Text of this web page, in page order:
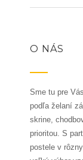
O NÁS
Sme tu pre
podľa želaní
skrine,
prioritou. S
postele v